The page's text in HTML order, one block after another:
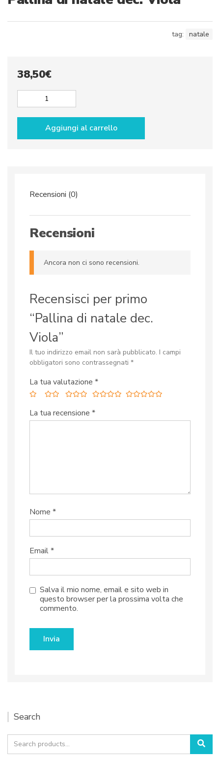
tag: natale
38,50€
Viola
Aggiungi al carrello
Recensioni (0)
Recensioni
Ancora non ci sono recensioni.
Recensisci per primo
“Pallina di natale dec.
Viola”
Il tuo indirizzo email non sarà pubblicato. I campi
obbligatori sono contrassegnati *
La tua valutazione *
La tua recensione *
Nome *
Email*
Salva il mio nome, email e sito web in
questo browser per la prossima volta che
commento.
Search
Search
for: